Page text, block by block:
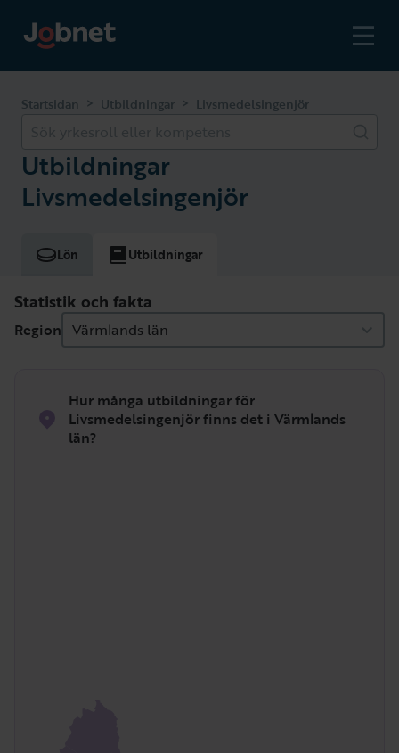
Startsidan > Utbildningar > Livsmedelsingenjör
Utbildningar
Livsmedelsingenjör
Lön Utbildningar
Statistik och fakta
Region Värmlands län
Hur många utbildningar för
Livsmedelsingenjör finns det i Värmlands
län?